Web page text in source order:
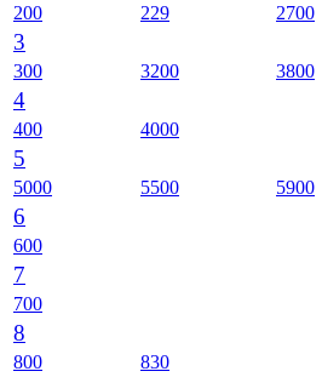
200 229 2700
3
300 3200 3800
4
400 4000
5
5000 5500 5900
6
600
7
700
8
800 830